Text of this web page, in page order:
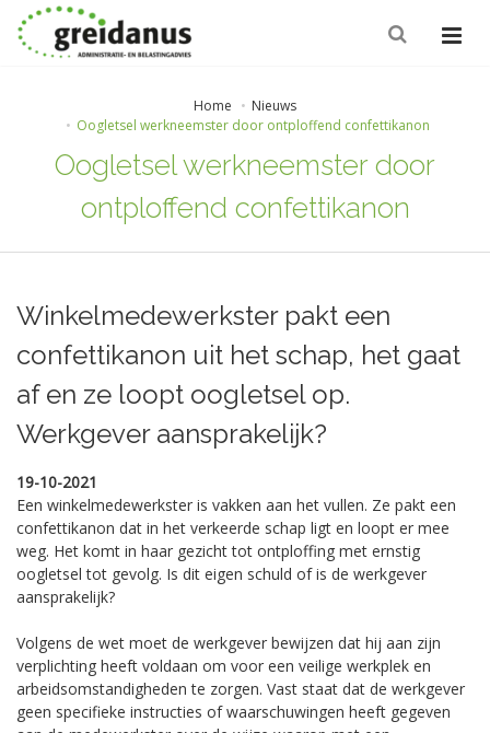
Home
Nieuws
Oogletsel werkneemster door ontploffend confettikanon
Oogletsel werkneemster door
ontploffend confettikanon
Winkelmedewerkster pakt een
confettikanon uit het schap, het gaat
af en ze loopt oogletsel op.
Werkgever aansprakelijk?
19-10-2021
Een winkelmedewerkster is vakken aan het vullen. Ze pakt een
confettikanon dat in het verkeerde schap ligt en loopt er mee
weg. Het komt in haar gezicht tot ontploffing met ernstig
oogletsel tot gevolg. Is dit eigen schuld of is de werkgever
aansprakelijk?
Volgens de wet moet de werkgever bewijzen dat hij aan zijn
verplichting heeft voldaan om voor een veilige werkplek en
arbeidsomstandigheden te zorgen. Vast staat dat de werkgever
geen specifieke instructies of waarschuwingen heeft gegeven